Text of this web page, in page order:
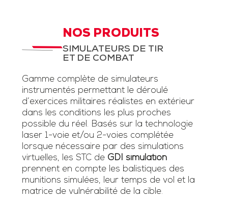
NOS PRODUITS
SIMULATEURS DE TIR
ET DE COMBAT
Gamme complète de simulateurs
instrumentés permettant le déroulé
d’exercices militaires réalistes en extérieur
dans les conditions les plus proches
possible du réel. Basés sur la technologie
laser 1-voie et/ou 2-voies complétée
lorsque nécessaire par des simulations
virtuelles, les STC de GDI simulation
prennent en compte les balistiques des
munitions simulées, leur temps de vol et la
matrice de vulnérabilité de la cible.